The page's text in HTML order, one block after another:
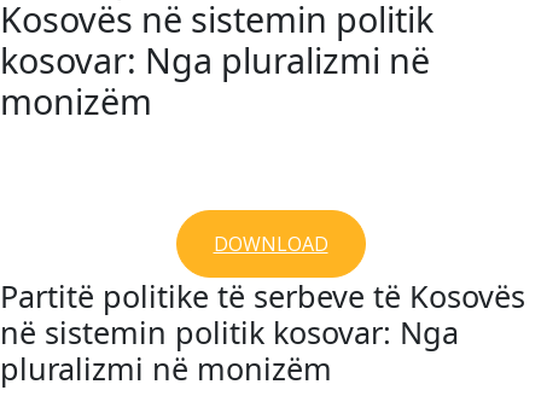
Kosovës në sistemin politik
kosovar: Nga pluralizmi në
monizëm
DOWNLOAD
Partitë politike të serbeve të Kosovës
në sistemin politik kosovar: Nga
pluralizmi në monizëm